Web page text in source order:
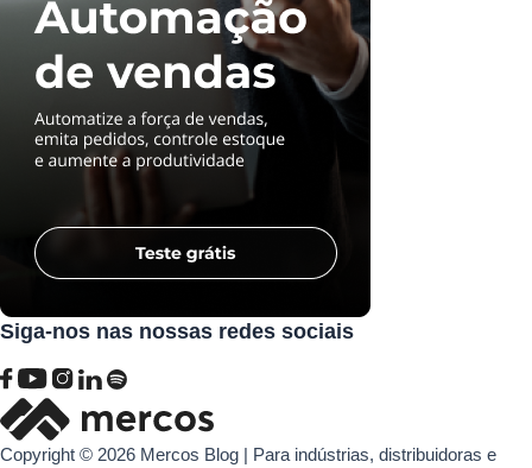
Siga-nos nas nossas redes sociais
Copyright © 2026 Mercos Blog | Para indústrias, distribuidoras e